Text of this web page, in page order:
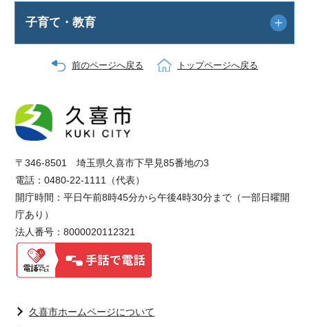
子育て・教育
前のページへ戻る トップページへ戻る
〒346-8501 埼玉県久喜市下早見85番地の3
電話：0480-22-1111（代表）
開庁時間：平日午前8時45分から午後4時30分まで（一部日曜開
庁あり）
法人番号：8000020112321
久喜市ホームページについて